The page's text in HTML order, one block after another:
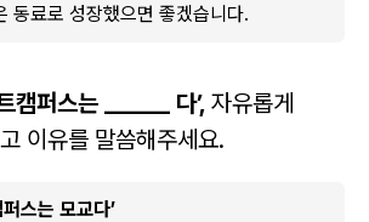
동료로 성장했으면 좋겠습니다.
캠퍼스는 ______ 다’, 자유롭게
이유를 말씀해주세요.
스는 모교다’